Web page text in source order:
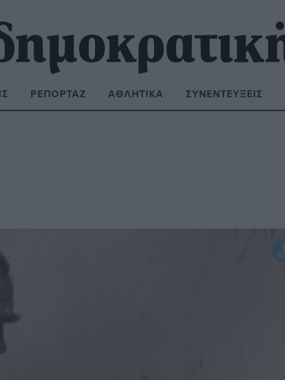
ΡΕΠΟΡΤΆΖ ΑΘΛΗΤΙΚΆ ΣΥΝΕΝΤΕΎΞΕΙΣ